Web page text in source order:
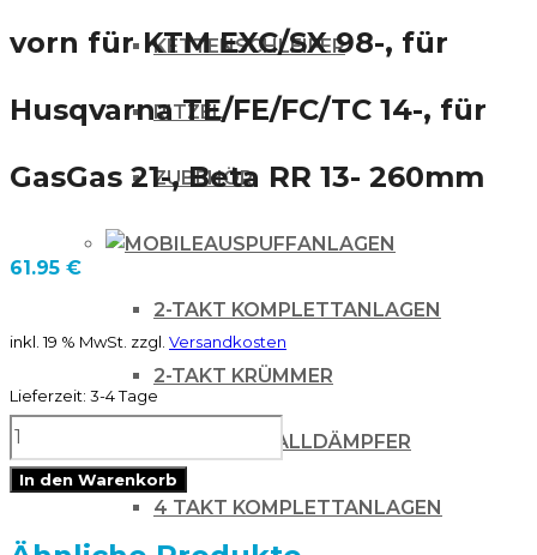
KETTENSCHLEIFER
RITZEL
ZUBEHÖR
AUSPUFFANLAGEN
2-TAKT KOMPLETTANLAGEN
2-TAKT KRÜMMER
2-TAKT SCHALLDÄMPFER
4 TAKT KOMPLETTANLAGEN
vorn für KTM EXC/SX 98-, für
Husqvarna TE/FE/FC/TC 14-, für
GasGas 21-, Beta RR 13- 260mm
61.95 €
inkl. 19 % MwSt. zzgl. Versandkosten
Lieferzeit: 3-4 Tage
DELTA
BRAKING
Bremsscheibe
vorn
In den Warenkorb